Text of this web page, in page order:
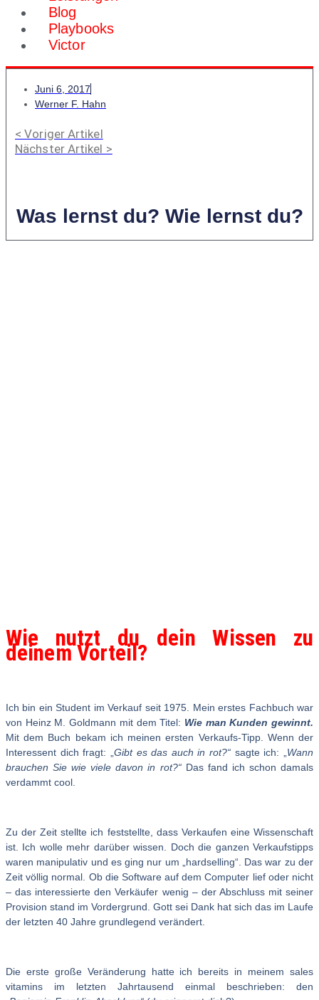
Blog
Playbooks
Victor
Juni 6, 2017
Werner F. Hahn
< Voriger Artikel
Nächster Artikel >
Was lernst du? Wie lernst du?
Wie nutzt du dein Wissen zu
deinem Vorteil?
Ich bin ein Student im Verkauf seit 1975. Mein erstes Fachbuch war
von Heinz M. Goldmann mit dem Titel: Wie man Kunden gewinnt.
Mit dem Buch bekam ich meinen ersten Verkaufs-Tipp. Wenn der
Interessent dich fragt: „ Gibt es das auch in rot?“ sagte ich: „ Wann
brauchen Sie wie viele davon in rot?“ Das fand ich schon damals
verdammt cool.
Zu der Zeit stellte ich feststellte, dass Verkaufen eine Wissenschaft
ist. Ich wolle mehr darüber wissen. Doch die ganzen Verkaufstipps
waren manipulativ und es ging nur um „hardselling“. Das war zu der
Zeit völlig normal. Ob die Software auf dem Computer lief oder nicht
– das interessierte den Verkäufer wenig – der Abschluss mit seiner
Provision stand im Vordergrund. Gott sei Dank hat sich das im Laufe
der letzten 40 Jahre grundlegend verändert.
Die erste große Veränderung hatte ich bereits in meinem sales
vitamins im letzten Jahrtausend einmal beschrieben: den